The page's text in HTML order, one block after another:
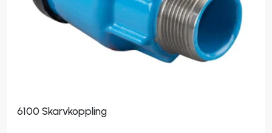
6100 Skarvkoppling